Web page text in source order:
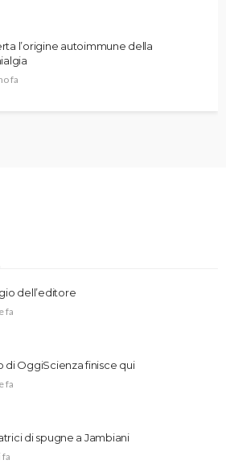
l’origine autoimmune della
fa
dell’editore
fa
di OggiScienza finisce qui
fa
di spugne a Jambiani
fa